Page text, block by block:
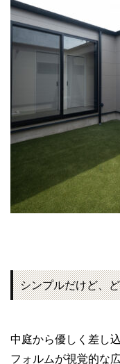
シンプルだけど、
中庭から優しく差し
フォルムが視覚的な